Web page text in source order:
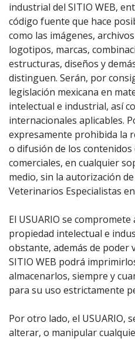
industrial del SITIO WEB,
código fuente que hace
como las imágenes,
logotipos, marcas,
estructuras, diseños y
distinguen. Serán, por
legislación mexicana en
intelectual e industrial, así
internacionales aplicables.
expresamente prohibida la
o difusión de los contenidos
comerciales, en cualquier
medio, sin la autorización
Veterinarios Especialistas en
El USUARIO se
propiedad intelectual e
obstante, además de poder
SITIO WEB podrá
almacenarlos, siempre y
para su uso estrictamente
Por otro lado, el USUARIO,
alterar, o manipular